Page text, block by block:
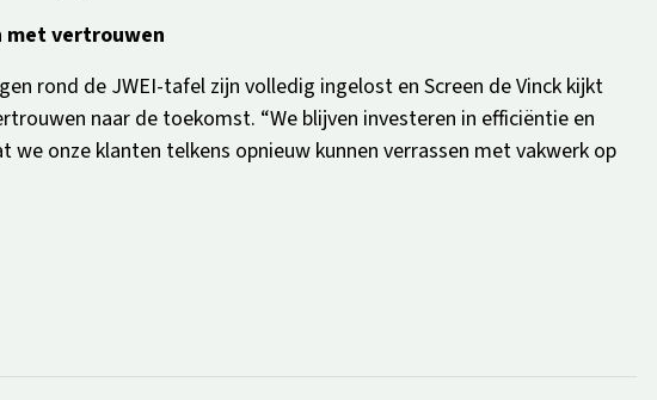
vertrouwen
rond de JWEI-tafel zijn volledig ingelost en Screen de Vinck kijkt
naar de toekomst. “We blijven investeren in efficiëntie en
we onze klanten telkens opnieuw kunnen verrassen met vakwerk op